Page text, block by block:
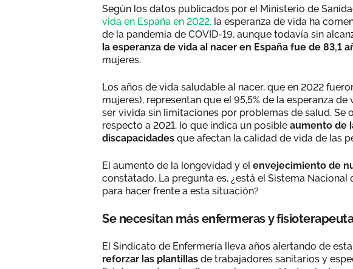
Según los datos publicados por el Ministerio de
vida en España en 2022, la esperanza de vida ha
de la pandemia de COVID-19, aunque todavía sin
la esperanza de vida al nacer en España fue de 83,1
mujeres.
Los años de vida saludable al nacer, que en 2022
mujeres), representan que el 95,5% de la esperanza
ser vivida sin limitaciones por problemas de salud. Se
respecto a 2021, lo que indica un posible aumento de
discapacidades que afectan la calidad de vida de las
El aumento de la longevidad y el envejecimiento de
constatado. La pregunta es, ¿está el Sistema
para hacer frente a esta situación?
Se necesitan más enfermeras y
El Sindicato de Enfermería lleva años alertando de
reforzar las plantillas de trabajadores sanitarios y